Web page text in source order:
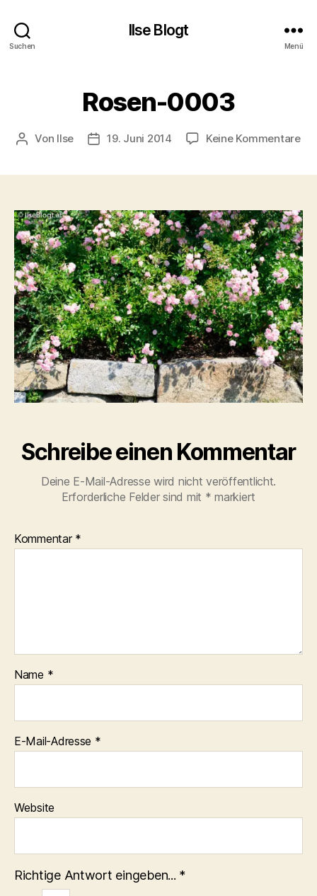
Suchen
Ilse Blogt
Menü
Rosen-0003
Beitragsautor
Von Ilse Beitragsdatum
19. Juni 2014 Keine Kommentarezu
Schreibe einen Kommentar
Deine E-Mail-Adresse wird nicht veröffentlicht.
Erforderliche Felder sind mit * markiert
Kommentar *
Name *
E-Mail-Adresse *
Website
Richtige Antwort eingeben... *